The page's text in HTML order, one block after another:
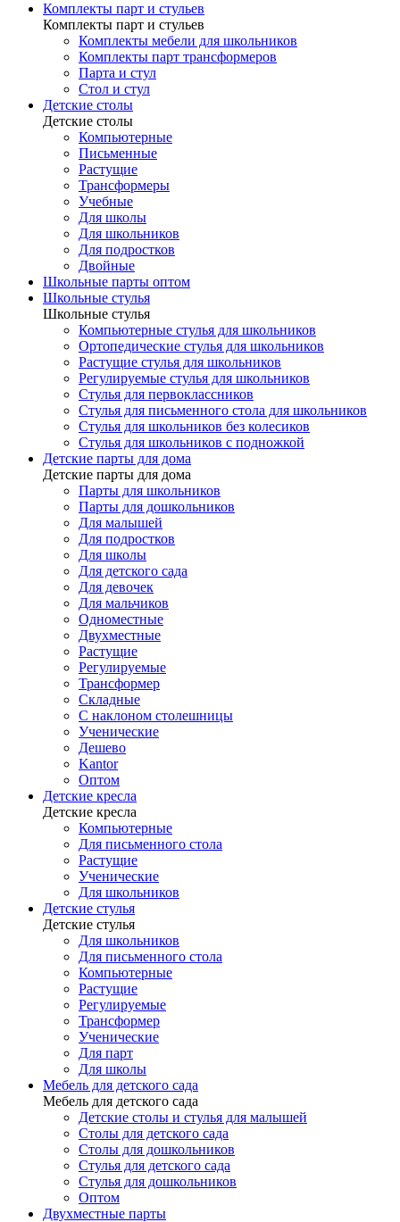
Комплекты парт и стульев
Комплекты парт и стульев
Комплекты мебели для школьников
Комплекты парт трансформеров
Парта и стул
Стол и стул
Детские столы
Детские столы
Компьютерные
Письменные
Растущие
Трансформеры
Учебные
Для школы
Для школьников
Для подростков
Двойные
Школьные парты оптом
Школьные стулья
Школьные стулья
Компьютерные стулья для школьников
Ортопедические стулья для школьников
Растущие стулья для школьников
Регулируемые стулья для школьников
Стулья для первоклассников
Стулья для письменного стола для школьников
Стулья для школьников без колесиков
Стулья для школьников с подножкой
Детские парты для дома
Детские парты для дома
Парты для школьников
Парты для дошкольников
Для малышей
Для подростков
Для школы
Для детского сада
Для девочек
Для мальчиков
Одноместные
Двухместные
Растущие
Регулируемые
Трансформер
Складные
С наклоном столешницы
Ученические
Дешево
Kantor
Оптом
Детские кресла
Детские кресла
Компьютерные
Для письменного стола
Растущие
Ученические
Для школьников
Детские стулья
Детские стулья
Для школьников
Для письменного стола
Компьютерные
Растущие
Регулируемые
Трансформер
Ученические
Для парт
Для школы
Мебель для детского сада
Мебель для детского сада
Детские столы и стулья для малышей
Столы для детского сада
Столы для дошкольников
Стулья для детского сада
Стулья для дошкольников
Оптом
Двухместные парты